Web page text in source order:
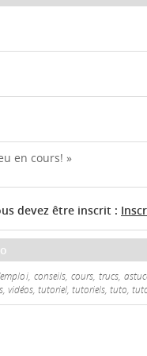
en cours! »
devez être inscrit :
conseils, cours, trucs,
vidéos, tutoriel, tutoriels, tuto,